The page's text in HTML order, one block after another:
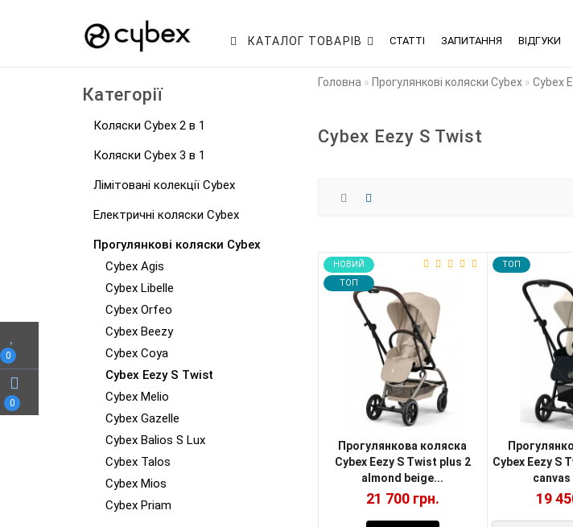
0
0
КАТАЛОГ ТОВАРІВ СТАТТІ ЗАПИТАННЯ ВІДГУКИ
Категорії
Коляски Cybex 2 в 1
Коляски Cybex 3 в 1
Лімітовані колекції Cybex
Електричні коляски Cybex
Прогулянкові коляски Cybex
Cybex Agis
Cybex Libelle
Cybex Orfeo
Cybex Beezy
Cybex Coya
Cybex Eezy S Twist
Cybex Melio
Cybex Gazelle
Cybex Balios S Lux
Cybex Talos
Cybex Mios
Cybex Priam
Головна Прогулянкові коляски Cybex Cybex
Cybex Eezy S Twist
НОВИЙ
TOП
Прогулянкова коляска
Cybex Eezy S Twist plus 2
almond beige...
21 700 грн.
TOП
Cybex Eezy S
19